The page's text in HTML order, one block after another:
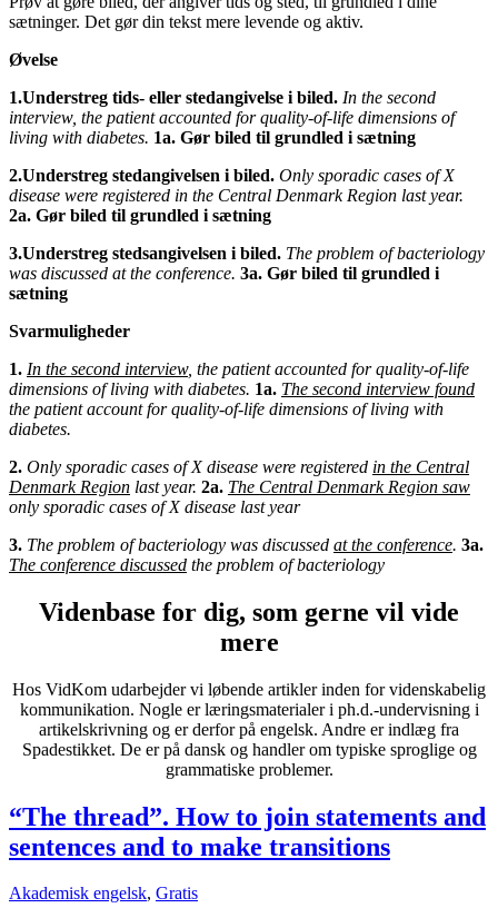
sætninger. Det gør din tekst mere levende og aktiv.
Øvelse
1.Understreg tids- eller stedangivelse i biled. In the second
interview, the patient accounted for quality-of-life dimensions of
living with diabetes. 1a. Gør biled til grundled i sætning
2.Understreg stedangivelsen i biled. Only sporadic cases of X
disease were registered in the Central Denmark Region last year.
2a. Gør biled til grundled i sætning
3.Understreg stedsangivelsen i biled. The problem of bacteriology
was discussed at the conference. 3a. Gør biled til grundled i
sætning
Svarmuligheder
1. In the second interview, the patient accounted for quality-of-life
dimensions of living with diabetes. 1a. The second interview found
the patient account for quality-of-life dimensions of living with
diabetes.
2. Only sporadic cases of X disease were registered in the Central
Denmark Region last year. 2a. The Central Denmark Region saw
only sporadic cases of X disease last year
3. The problem of bacteriology was discussed at the conference. 3a.
The conference discussed the problem of bacteriology
Videnbase for dig, som gerne vil vide
mere
Hos VidKom udarbejder vi løbende artikler inden for videnskabelig
kommunikation. Nogle er læringsmaterialer i ph.d.-undervisning i
artikelskrivning og er derfor på engelsk. Andre er indlæg fra
Spadestikket. De er på dansk og handler om typiske sproglige og
grammatiske problemer.
“The thread”. How to join statements and
sentences and to make transitions
Akademisk engelsk, Gratis